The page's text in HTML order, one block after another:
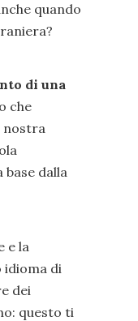
quando
di una
che
nostra
base dalla
e la
di
dei
questo ti